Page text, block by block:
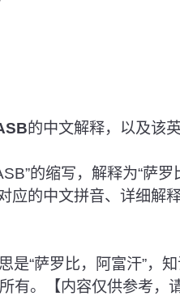
的中文解释，以及该
的缩写，解释为“萨罗
应的中文拼音、详细解
是“萨罗比，阿富汗”，
有。【内容仅供参考，